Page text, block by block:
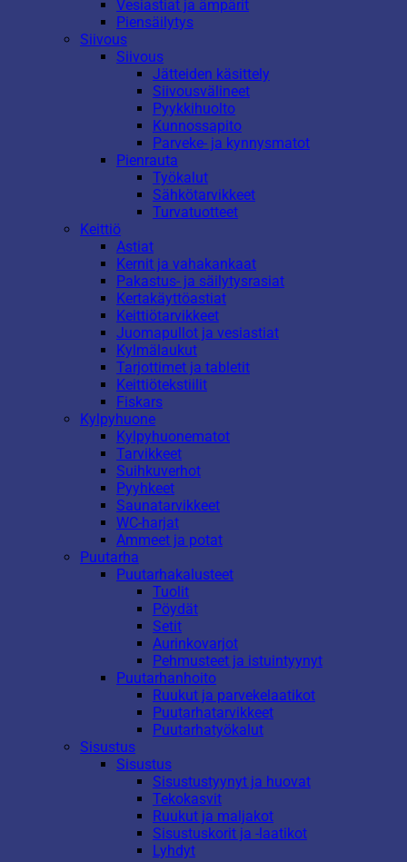
Vesiastiat ja ämpärit
Piensäilytys
Siivous
Siivous
Jätteiden käsittely
Siivousvälineet
Pyykkihuolto
Kunnossapito
Parveke- ja kynnysmatot
Pienrauta
Työkalut
Sähkötarvikkeet
Turvatuotteet
Keittiö
Astiat
Kernit ja vahakankaat
Pakastus- ja säilytysrasiat
Kertakäyttöastiat
Keittiötarvikkeet
Juomapullot ja vesiastiat
Kylmälaukut
Tarjottimet ja tabletit
Keittiötekstiilit
Fiskars
Kylpyhuone
Kylpyhuonematot
Tarvikkeet
Suihkuverhot
Pyyhkeet
Saunatarvikkeet
WC-harjat
Ammeet ja potat
Puutarha
Puutarhakalusteet
Tuolit
Pöydät
Setit
Aurinkovarjot
Pehmusteet ja istuintyynyt
Puutarhanhoito
Ruukut ja parvekelaatikot
Puutarhatarvikkeet
Puutarhatyökalut
Sisustus
Sisustus
Sisustustyynyt ja huovat
Tekokasvit
Ruukut ja maljakot
Sisustuskorit ja -laatikot
Lyhdyt